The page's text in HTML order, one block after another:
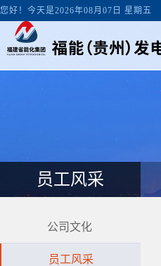
您好！今天是2026年08月07日 星期五
员工风采
公司文化
员工风采